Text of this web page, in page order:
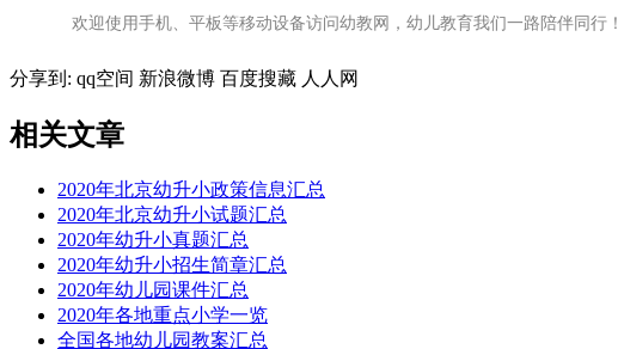
欢迎使用手机、平板等移动设备访问幼教网，幼儿教育我们一路陪伴同行！
分享到: qq空间 新浪微博 百度搜藏 人人网
相关文章
2020年北京幼升小政策信息汇总
2020年北京幼升小试题汇总
2020年幼升小真题汇总
2020年幼升小招生简章汇总
2020年幼儿园课件汇总
2020年各地重点小学一览
全国各地幼儿园教案汇总